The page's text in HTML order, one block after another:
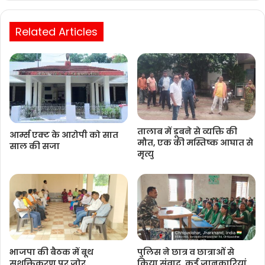
Related Articles
आर्म्स एक्ट के आरोपी को सात
साल की सजा
तालाब में डूबने से व्यक्ति की
मौत, एक की मस्तिष्क आघात से
मृत्यु
भाजपा की बैठक में बूथ
पुलिस ने छात्र व छात्राओं से